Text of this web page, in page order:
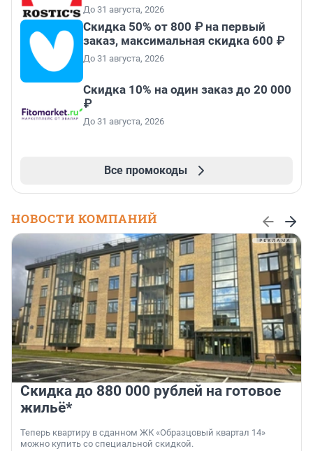
До 31 августа, 2026
Скидка 50% от 800 ₽ на первый
заказ, максимальная скидка 600 ₽
До 31 августа, 2026
Скидка 10% на один заказ до 20 000
₽
До 31 августа, 2026
Все промокоды
НОВОСТИ КОМПАНИЙ
Скидка до 880 000 рублей на готовое
жильё*
Теперь квартиру в сданном ЖК «Образцовый квартал 14»
можно купить со специальной скидкой.